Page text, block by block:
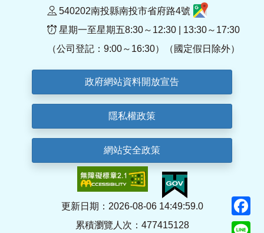
540202南投縣南投市省府路4號
星期一至星期五8:30～12:30 | 13:30～17:30
（公司登記：9:00～16:30）（國定假日除外）
政府網站資料開放宣告
隱私權政策
網站安全政策
更新日期：2026-08-06 14:49:59.0
累積瀏覽人次：477415128